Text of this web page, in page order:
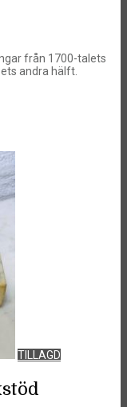
från 1700-talets
andra hälft.
TILLAGD